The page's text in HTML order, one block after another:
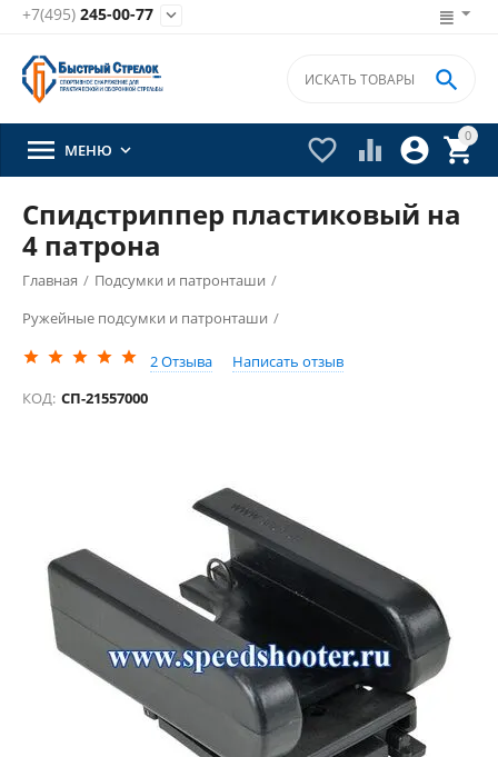
+7(495) 245-00-77 
0


 

 МЕНЮ 
Спидстриппер пластиковый на
4 патрона
Главная / Подсумки и патронташи /
Ружейные подсумки и патронташи /
2Отзыва
Написать отзыв
КОД: СП-21557000